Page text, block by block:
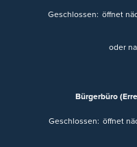
Klicken, um weitere
Geschlossen: öffnet
oder
Bürgerbüro
Klicken, um weitere
Geschlossen: öffnet